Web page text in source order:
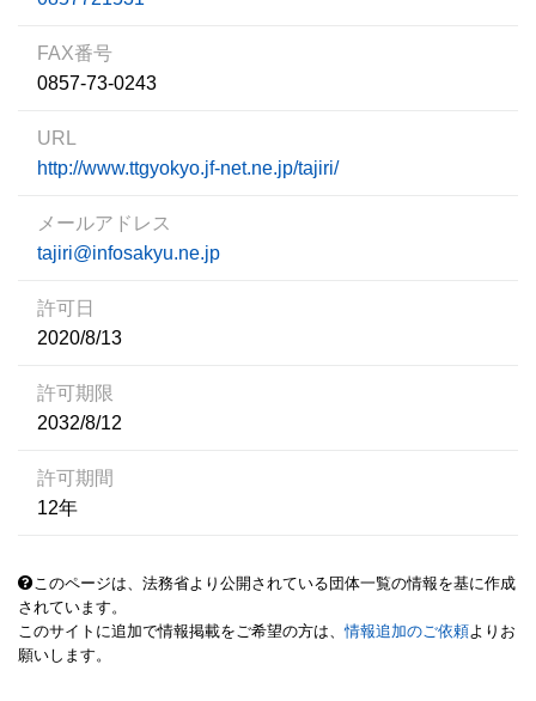
FAX番号
0857-73-0243
URL
http://www.ttgyokyo.jf-net.ne.jp/tajiri/
メールアドレス
tajiri@infosakyu.ne.jp
許可日
2020/8/13
許可期限
2032/8/12
許可期間
12年
このページは、法務省より公開されている団体一覧の情報を基に作成
されています。
このサイトに追加で情報掲載をご希望の方は、情報追加のご依頼よりお
願いします。